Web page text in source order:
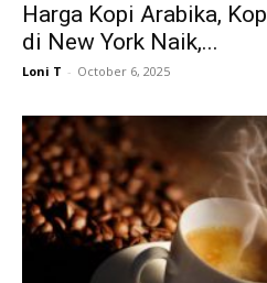
Harga Kopi Arabika,
di New York Naik,...
Loni T - October 6, 2025